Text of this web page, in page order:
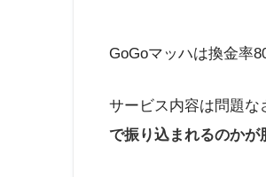
GoGoマッハは換金率
サービス内容は問題な
で振り込まれるのかが